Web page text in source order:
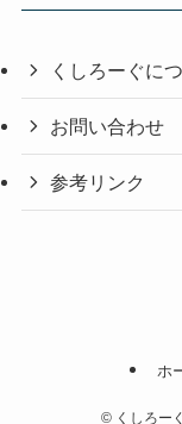
くしろーぐに
お問い合わせ
参考リンク
ホ
©くしろー